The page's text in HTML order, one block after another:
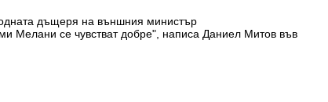
дъщеря на външния министър
Мелани се чувстват добре", написа Даниел Митов във